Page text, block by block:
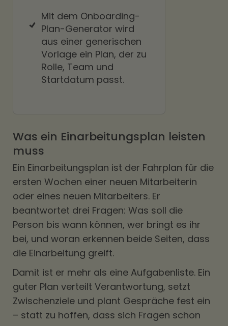
Mit dem Onboarding-
Plan-Generator wird
aus einer generischen
Vorlage ein Plan, der zu
Rolle, Team und
Startdatum passt.
Was ein Einarbeitungsplan leisten
muss
Ein Einarbeitungsplan ist der Fahrplan für die
ersten Wochen einer neuen Mitarbeiterin
oder eines neuen Mitarbeiters. Er
beantwortet drei Fragen: Was soll die
Person bis wann können, wer bringt es ihr
bei, und woran erkennen beide Seiten, dass
die Einarbeitung greift.
Damit ist er mehr als eine Aufgabenliste. Ein
guter Plan verteilt Verantwortung, setzt
Zwischenziele und plant Gespräche fest ein
– statt zu hoffen, dass sich Fragen schon